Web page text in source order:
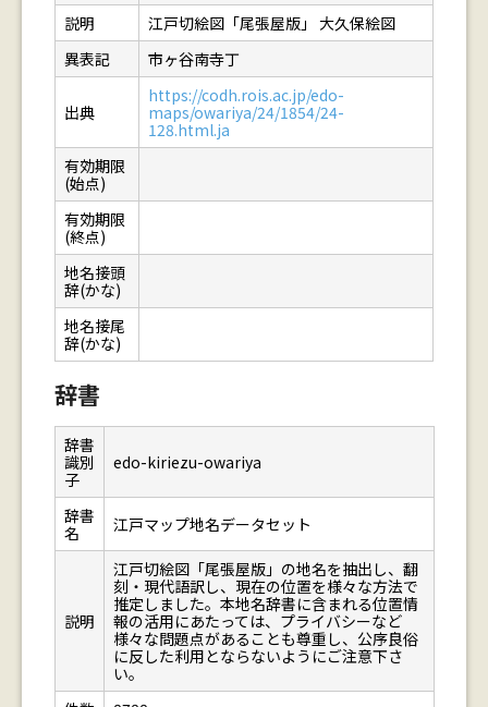
説明
江戸切絵図「尾張屋版」 大久保絵図
異表記
市ヶ谷南寺丁
出典
https://codh.rois.ac.jp/edo-
maps/owariya/24/1854/24-
128.html.ja
有効期限
(始点)
有効期限
(終点)
地名接頭
辞(かな)
地名接尾
辞(かな)
辞書
辞書
識別
子
edo-kiriezu-owariya
辞書
名
江戸マップ地名データセット
説明
江戸切絵図「尾張屋版」の地名を抽出し、翻
刻・現代語訳し、現在の位置を様々な方法で
推定しました。本地名辞書に含まれる位置情
報の活用にあたっては、プライバシーなど
様々な問題点があることも尊重し、公序良俗
に反した利用とならないようにご注意下さ
い。